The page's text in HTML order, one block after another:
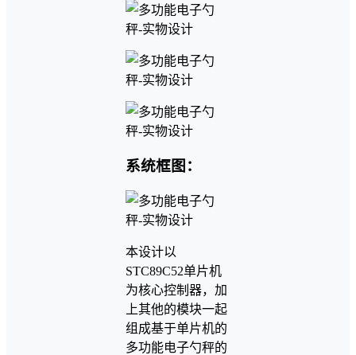
系统框图：
本设计以
STC89C52单片机
为核心控制器，加
上其他的模块一起
组成基于单片机的
多功能电子勺秤的